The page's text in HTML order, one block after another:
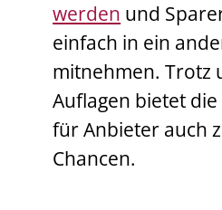
werden und
einfach in ein
mitnehmen. Trotz
Auflagen bietet
für Anbieter auch
Chancen.